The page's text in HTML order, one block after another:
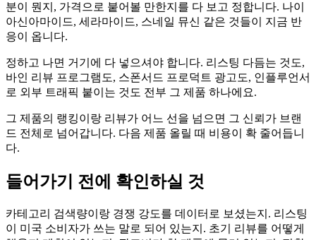
분이 뭔지, 가격으로 붙어볼 만한지를 다 보고 정합니다. 나이
아신아마이드, 세라마이드, 스네일 뮤신 같은 것들이 지금 반
응이 옵니다.
정하고 나면 거기에 다 넣으셔야 합니다. 리스팅 다듬는 것도,
바인 리뷰 프로그램도, 스폰서드 프로덕트 광고도, 인플루언서
로 외부 트래픽 붙이는 것도 전부 그 제품 하나에요.
그 제품의 랭킹이랑 리뷰가 어느 선을 넘으면 그 신뢰가 브랜
드 전체로 넘어갑니다. 다음 제품 올릴 때 비용이 확 줄어듭니
다.
들어가기 전에 확인하실 것
카테고리 검색량이랑 경쟁 강도를 데이터로 보셨는지. 리스팅
이 미국 소비자가 쓰는 말로 되어 있는지. 초기 리뷰를 어떻게